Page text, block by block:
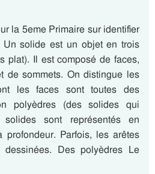
la 5eme Primaire sur identifier
solide est un objet en trois
plat). Il est composé de faces,
de sommets. On distingue les
les faces sont toutes des
polyèdres (des solides qui
sont représentés en
Parfois, les arêtes
Des polyèdres Le